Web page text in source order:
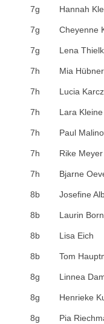
7g Hannah
7g Cheyenne
7g Lena
7h Mia
7h Lucia
7h Lara
7h Paul
7h Rike
7h Bjarne
8b Josefine
8b Laurin
8b Lisa
8b Tom
8g Linnea
8g Henrieke
8g Pia